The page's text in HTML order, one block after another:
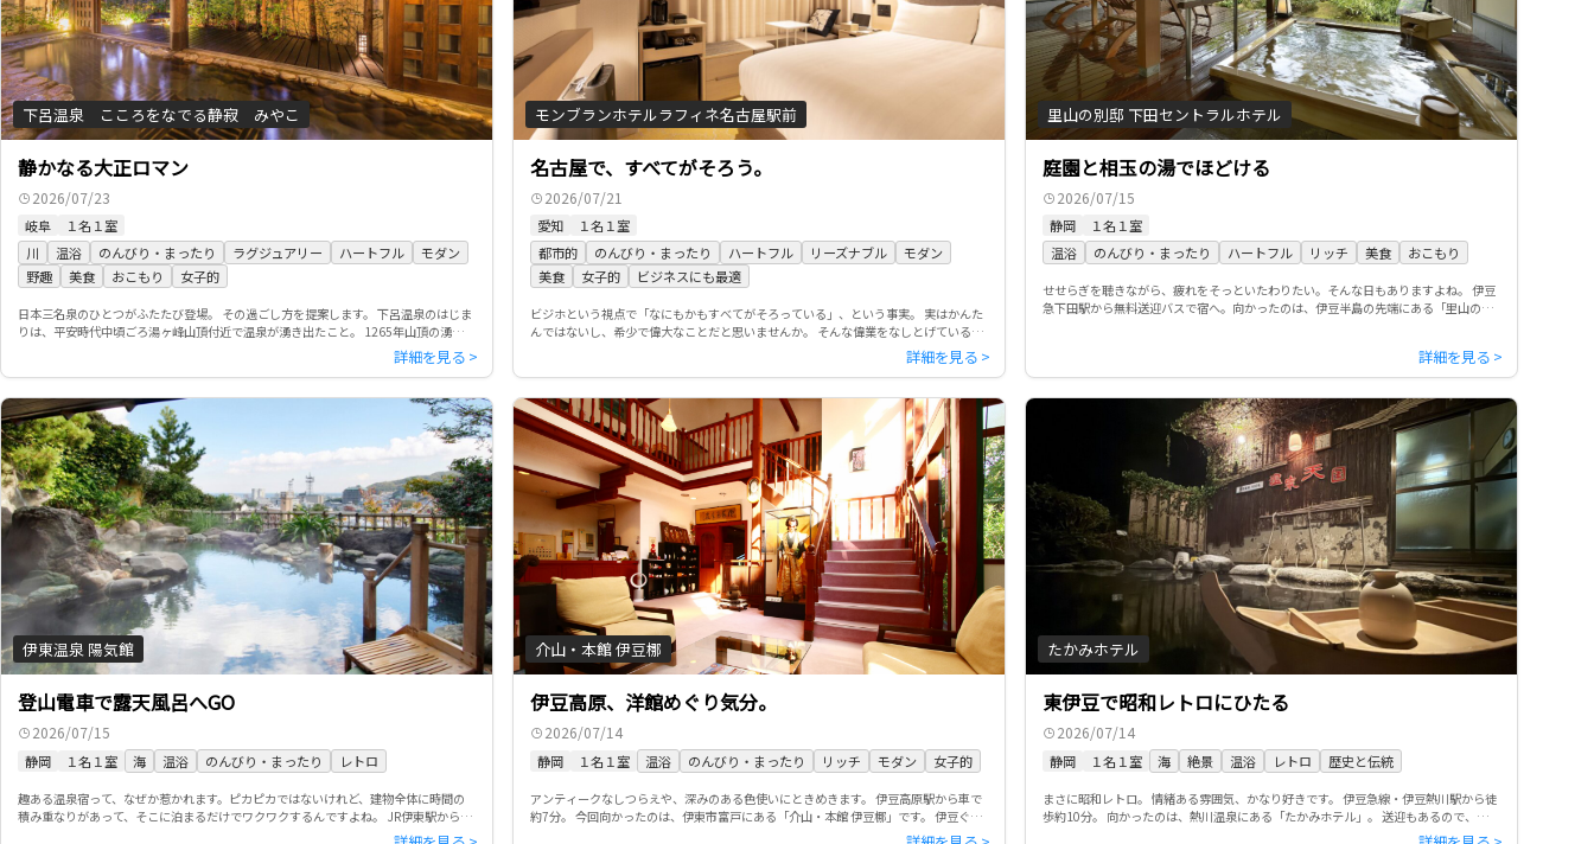
下呂温泉 こころをなでる静寂 みやこ
静かなる大正ロマン
2026/07/23
岐阜
１名１室
川
温浴 のんびり・まったり ラグジュアリー ハートフル
モダン
野趣
美食 おこもり 女子的
日本三名泉のひとつがふたたび登場。 その過ごし方を提案します。 下呂温泉のはじま
りは、平安時代中頃ごろ湯ヶ峰山頂付近で温泉が湧き出たこと。 1265年山頂の湧出が
モンブランホテルラフィネ名古屋駅前
名古屋で、すべてがそろう。
2026/07/21
愛知
１名１室
都市的
のんびり・まったり ハートフル リーズナブル
モダン
美食
女子的 ビジネスにも最適
ビジホという視点で「なにもかもすべてがそろっている」、という事実。 実はかんた
んではないし、希少で偉大なことだと思いませんか。 そんな偉業をなしとげているの
が、今回ご紹介する「モンブランホテルラフィネ名古屋駅前」です。 […]
里山の別邸 下田セントラルホテル
庭園と相玉の湯でほどける
2026/07/15
静岡
１名１室
温浴
のんびり・まったり ハートフル リッチ 美食 おこもり
せせらぎを聴きながら、疲れをそっといたわりたい。そんな日もありますよね。 伊豆
急下田駅から無料送迎バスで宿へ。向かったのは、伊豆半島の先端にある「里山の別
伊東温泉 陽気館
登山電車で露天風呂へGO
2026/07/15
静岡 １名１室 海 温浴 のんびり・まったり レトロ
趣ある温泉宿って、なぜか惹かれます。ピカピカではないけれど、建物全体に時間の
積み重なりがあって、そこに泊まるだけでワクワクするんですよね。 JR伊東駅から徒
歩約12分。今回向かったのは、伊東温泉にある「陽気館」です。高台 […]
介山・本館 伊豆梛
伊豆高原、洋館めぐり気分。
2026/07/14
静岡 １名１室 温浴 のんびり・まったり リッチ モダン 女子的
アンティークなしつらえや、深みのある色使いにときめきます。 伊豆高原駅から車で
約7分。 今回向かったのは、伊東市富戸にある「介山・本館 伊豆梛」です。 伊豆ぐら
んぱる公園や大室山にも近く、博物館や美術館も多いエリア。宿に […]
たかみホテル
東伊豆で昭和レトロにひたる
2026/07/14
静岡 １名１室 海 絶景 温浴 レトロ 歴史と伝統
まさに昭和レトロ。 情緒ある雰囲気、かなり好きです。 伊豆急線・伊豆熱川駅から徒
歩約10分。 向かったのは、熱川温泉にある「たかみホテル」。 送迎もあるので、坂道